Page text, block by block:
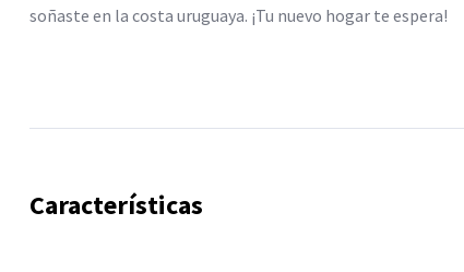
soñaste en la costa uruguaya. ¡Tu nuevo hogar te espera!
Características